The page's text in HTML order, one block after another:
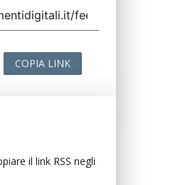
COPIA LINK
il link RSS negli